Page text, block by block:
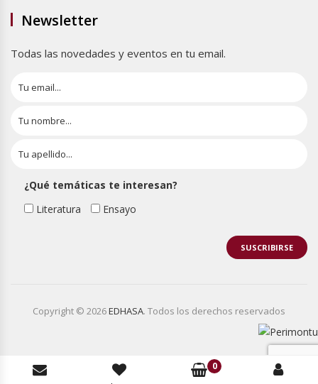
Newsletter
Todas las novedades y eventos en tu email.
¿Qué temáticas te interesan?
Literatura
Ensayo
Copyright © 2026EDHASA. Todos los derechos reservados
0